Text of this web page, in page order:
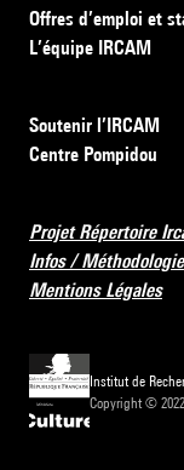
Offres d’emploi et
L’équipe IRCAM
Soutenir l’IRCAM
Centre Pompidou
Projet Répertoire
Infos / Méthodologie
Mentions Légales
Institut de
Copyright ©